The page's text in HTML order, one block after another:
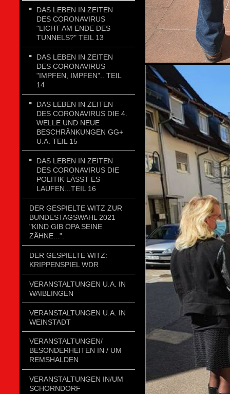
DAS LEBEN IN ZEITEN
DES CORONAVIRUS
"LICHT AM ENDE DES
TUNNELS?" TEIL 13
DAS LEBEN IN ZEITEN
DES CORONAVIRUS
"IMPFEN, IMPFEN".. TEIL
14
DAS LEBEN IN ZEITEN
DES CORONAVIRUS DIE 4.
WELLE UND NEUE
BESCHRÄNKUNGEN GG+
U.A. TEIL 15
DAS LEBEN IN ZEITEN
DES CORONAVIRUS DIE
POLITIK LÄSST ES
LAUFEN...TEIL 16
DER GESPIELTE WITZ ZUR
BUNDESTAGSWAHL 2021
"KIND GIB OPA SEINE
ZÄHNE...".
DER GESPIELTE WITZ:
KRIPPENSPIEL WDR
VERANSTALTUNGEN U.A. IN
WAIBLINGEN
VERANSTALTUNGEN U.A. IN
WEINSTADT
VERANSTALTUNGEN/
BESONDERHEITEN IN / UM
REMSHALDEN
VERANSTALTUNGEN IN/UM
SCHORNDORF